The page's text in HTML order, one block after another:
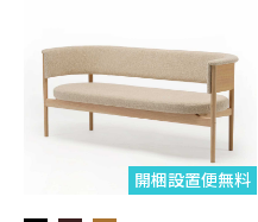
開梱設置便無料